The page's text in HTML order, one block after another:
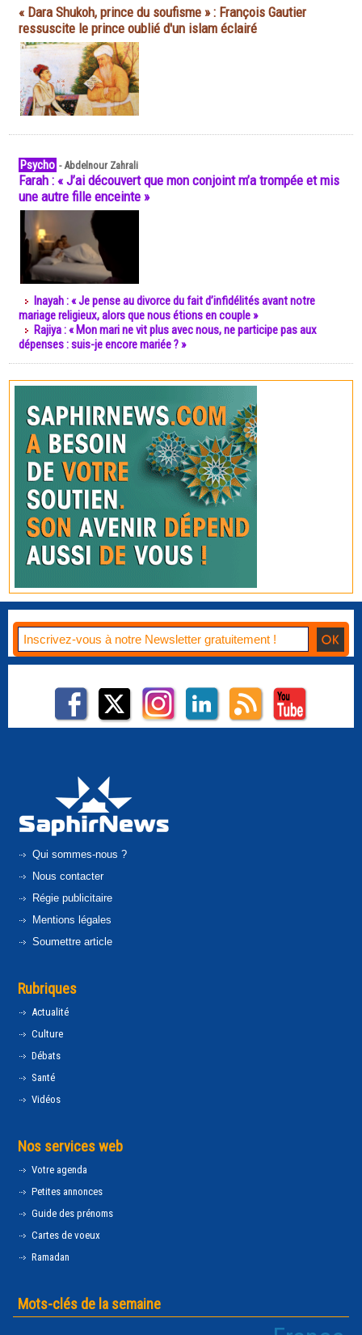
« Dara Shukoh, prince du soufisme » : François Gautier
ressuscite le prince oublié d'un islam éclairé
Psycho -Abdelnour Zahrali
Farah : « J’ai découvert que mon conjoint m’a trompée et mis
une autre fille enceinte »
Inayah : « Je pense au divorce du fait d’infidélités avant notre
mariage religieux, alors que nous étions en couple »
Rajiya : « Mon mari ne vit plus avec nous, ne participe pas aux
dépenses : suis-je encore mariée ? »
Qui sommes-nous ?
Nous contacter
Régie publicitaire
Mentions légales
Soumettre article
Rubriques
Actualité
Culture
Débats
Santé
Vidéos
Nos services web
Votre agenda
Petites annonces
Guide des prénoms
Cartes de voeux
Ramadan
Mots-clés de la semaine